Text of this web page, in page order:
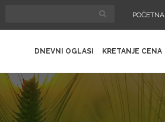
POČETNA
DNEVNI OGLASI KRETANJE CENA